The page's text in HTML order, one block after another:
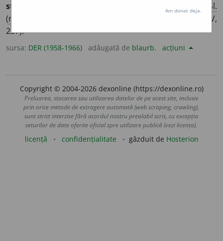
str
Sl.
(rus.
V,
237).
sursa: DER (1958-1966) adăugată de blaurb. acțiuni
Copyright © 2004-2026 dexonline (https://dexonline.ro)
Preluarea, stocarea sau utilizarea datelor de pe acest site, inclusiv
prin orice metode de extragere automată (web scraping, crawling),
sunt strict interzise fără acordul nostru prealabil scris, cu excepția
seturilor de date oferite oficial spre utilizare publică (vezi licența).
licență confidențialitate găzduit de Hosterion
Am donat deja.